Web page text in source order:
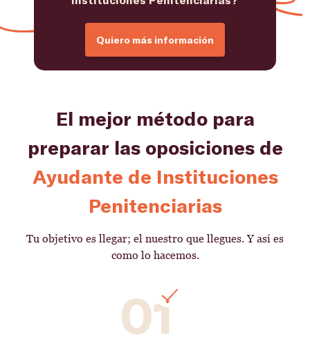
Quiero más información
El mejor método para
preparar las oposiciones de
Ayudante de Instituciones
Penitenciarias
Tu objetivo es llegar; el nuestro que llegues. Y así es
como lo hacemos.
01